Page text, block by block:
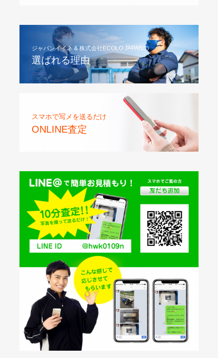
ジャパンイイネ & 株式会社ECOLO JAPANの
選ばれる理由
スマホで写メを送るだけ
ONLINE査定